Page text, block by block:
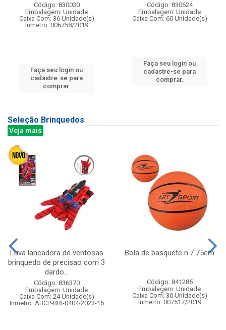
Código: 830030
Embalagem: Unidade
Caixa Com: 36 Unidade(s)
Inmetro: 006758/2019
Faça seu login ou
cadastre-se para
comprar.
Código: 830624
Embalagem: Unidade
Caixa Com: 60 Unidade(s)
Faça seu login ou
cadastre-se para
comprar.
Seleção Brinquedos
Veja mais
Luva lancadora de ventosas
brinquedo de precisao com 3
dardo...
Código: 836370
Embalagem: Unidade
Caixa Com: 24 Unidade(s)
Inmetro: ABCP-BRI-0404-2023-16
Bola de basquete n.7 75cm
Código: 841285
Embalagem: Unidade
Caixa Com: 30 Unidade(s)
Inmetro: 007517/2019